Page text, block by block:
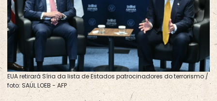
EUA retirará Síria da lista de Estados patrocinadores do terrorismo /
foto: SAUL LOEB - AFP